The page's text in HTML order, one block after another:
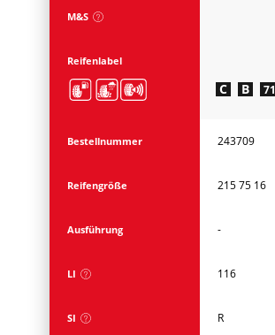
M&S
Reifenlabel
C B 71
Bestellnummer 243709
Reifengröße 215 75 16
Ausführung -
LI 116
SI R